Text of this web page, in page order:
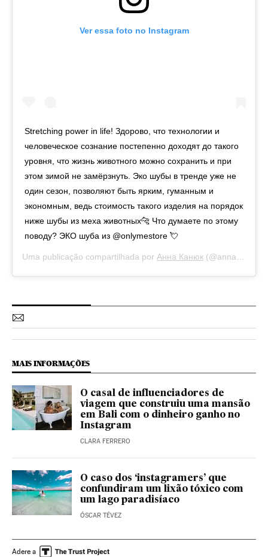
Ver essa foto no Instagram
Stretching power in life! Здорово, что технологии и
человеческое сознание постепенно доходят до такого
уровня, что жизнь животного можно сохранить и при
этом зимой не замёрзнуть. Эко шубы в тренде уже не
один сезон, позволяют быть ярким, гуманным и
экономным, ведь стоимость такого изделия на порядок
ниже шубы из меха животных🐆 Что думаете по этому
поводу? ЭКО шуба из @onlymestore 💘
Uma publicação compartilhada por Анна Канюк (@anna_kanyuk) em
MAIS INFORMAÇÕES
O casal de influenciadores de
viagem que construiu uma mansão
em Bali com o dinheiro ganho no
Instagram
CLARA FERRERO
O caso dos ‘instagramers’ que
confundiram um lixão tóxico com
um lago paradisíaco
ÓSCAR TÉVEZ
Adere a